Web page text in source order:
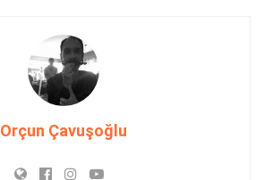
Orçun Çavuşoğlu